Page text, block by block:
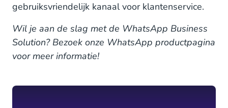
gebruiksvriendelijk kanaal voor klantenservice.
Wil je aan de slag met de WhatsApp Business
Solution? Bezoek onze WhatsApp productpagina
voor meer informatie!